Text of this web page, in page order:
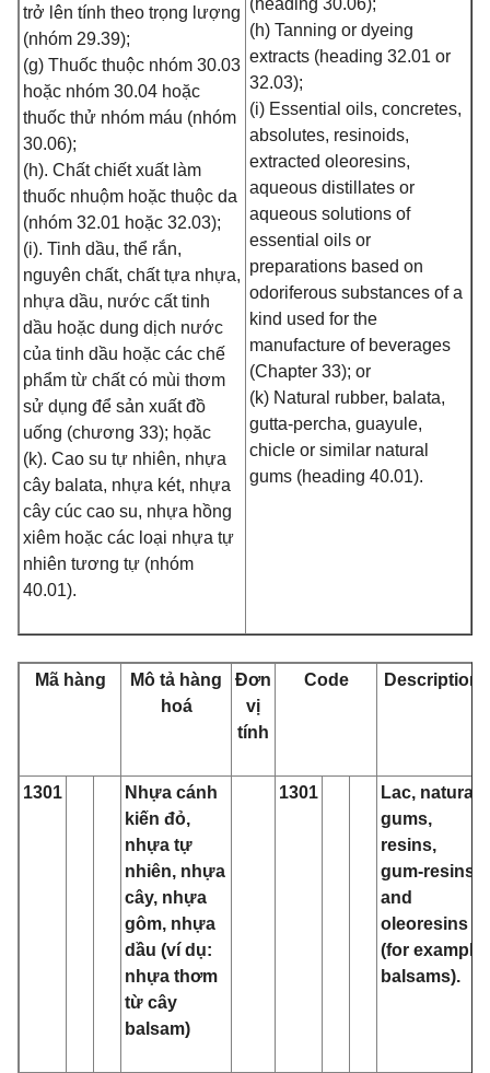
trở lên tính theo trọng lượng
(nhóm 29.39);
(g) Thuốc thuộc nhóm 30.03
hoặc nhóm 30.04 hoặc
thuốc thử nhóm máu (nhóm
30.06);
(h). Chất chiết xuất làm
thuốc nhuộm hoặc thuộc da
(nhóm 32.01 hoặc 32.03);
(i). Tinh dầu, thể rắn,
nguyên chất, chất tựa nhựa,
nhựa dầu, nước cất tinh
dầu hoặc dung dịch nước
của tinh dầu hoặc các chế
phẩm từ chất có mùi thơm
sử dụng để sản xuất đồ
uống (chương 33); họăc
(k). Cao su tự nhiên, nhựa
cây balata, nhựa két, nhựa
cây cúc cao su, nhựa hồng
xiêm hoặc các loại nhựa tự
nhiên tương tự (nhóm
40.01).
(heading 30.06);
(h) Tanning or dyeing
extracts (heading 32.01 or
32.03);
(i) Essential oils, concretes,
absolutes, resinoids,
extracted oleoresins,
aqueous distillates or
aqueous solutions of
essential oils or
preparations based on
odoriferous substances of a
kind used for the
manufacture of beverages
(Chapter 33); or
(k) Natural rubber, balata,
gutta‑percha, guayule,
chicle or similar natural
gums (heading 40.01).
Mã hàng
Mô tả hàng
hoá
Đơn
vị
tính
Code Description
1301
Nhựa cánh
kiến đỏ,
nhựa tự
nhiên, nhựa
cây, nhựa
gôm, nhựa
dầu (ví dụ:
nhựa thơm
từ cây
balsam)
1301
Lac, natural
gums,
resins,
gum‑resins
and
oleoresins
(for example
balsams).